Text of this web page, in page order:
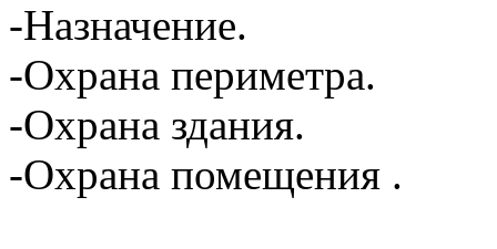
-Назначение.
-Охрана периметра.
-Охрана здания.
-Охрана помещения .